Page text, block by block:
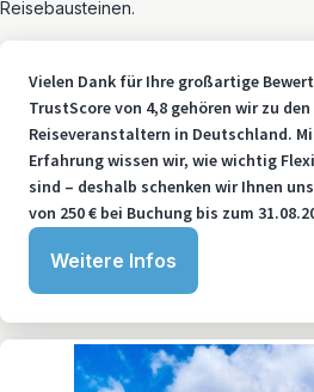
Reisebausteinen.
Vielen Dank für Ihre großartige
TrustScore von 4,8 gehören wir zu
Reiseveranstaltern in Deutschland.
Erfahrung wissen wir, wie wichtig
sind – deshalb schenken wir Ihnen
von 250 € bei Buchung bis zum
Weitere Infos